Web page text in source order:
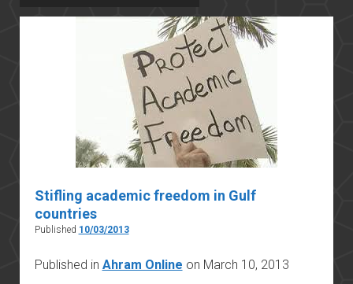
خلفية شخصية
كتابات أكاديمية
مقالات صحافية
بوستات من فيسبوك
مقابلات في الإعلام
Languages
Stifling academic freedom in Gulf
countries
Published 10/03/2013
Published in Ahram Online on March 10, 2013